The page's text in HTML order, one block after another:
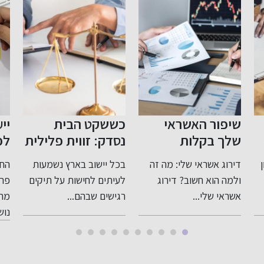
שלי: מה זה
דירוג
כששקט הבית
נסדק: זווית פלילית
רגישה ומדויקת
לעבירות בתוך
המשפחה
בכל יישוב בארץ נשמעות
לעיתים לחישות על תיקים
ייעוץ לפני
לפנסיה:
החשיבות של ייעוץ
פרישה לפנסיה
מתקרבים לגיל